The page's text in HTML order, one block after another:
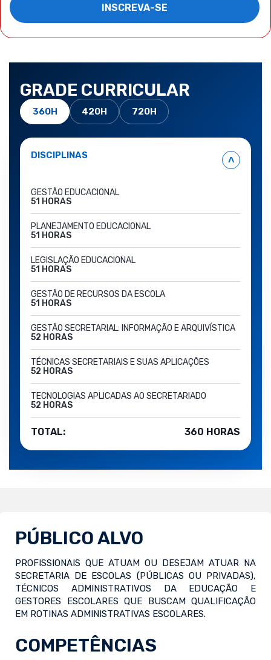
INSCREVA-SE
GRADE CURRICULAR
360H 420H 720H
DISCIPLINAS ˄
GESTÃO EDUCACIONAL
51 HORAS
PLANEJAMENTO EDUCACIONAL
51 HORAS
LEGISLAÇÃO EDUCACIONAL
51 HORAS
GESTÃO DE RECURSOS DA ESCOLA
51 HORAS
GESTÃO SECRETARIAL: INFORMAÇÃO E ARQUIVÍSTICA
52 HORAS
TÉCNICAS SECRETARIAIS E SUAS APLICAÇÕES
52 HORAS
TECNOLOGIAS APLICADAS AO SECRETARIADO
52 HORAS
TOTAL: 360 HORAS
PÚBLICO ALVO
PROFISSIONAIS QUE ATUAM OU DESEJAM ATUAR NA
SECRETARIA DE ESCOLAS (PÚBLICAS OU PRIVADAS),
TÉCNICOS ADMINISTRATIVOS DA EDUCAÇÃO E
GESTORES ESCOLARES QUE BUSCAM QUALIFICAÇÃO
EM ROTINAS ADMINISTRATIVAS ESCOLARES.
COMPETÊNCIAS